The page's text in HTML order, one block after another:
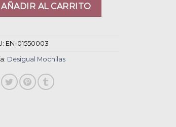
AÑADIR AL CARRITO
EN-01550003
Desigual Mochilas